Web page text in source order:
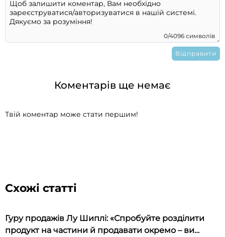
0/4096 символів
Коментарів ще немає
Твій коментар може стати першим!
Схожі статті
Гуру продажів Лу Шиплі: «Спробуйте розділити
продукт на частини й продавати окремо – ви